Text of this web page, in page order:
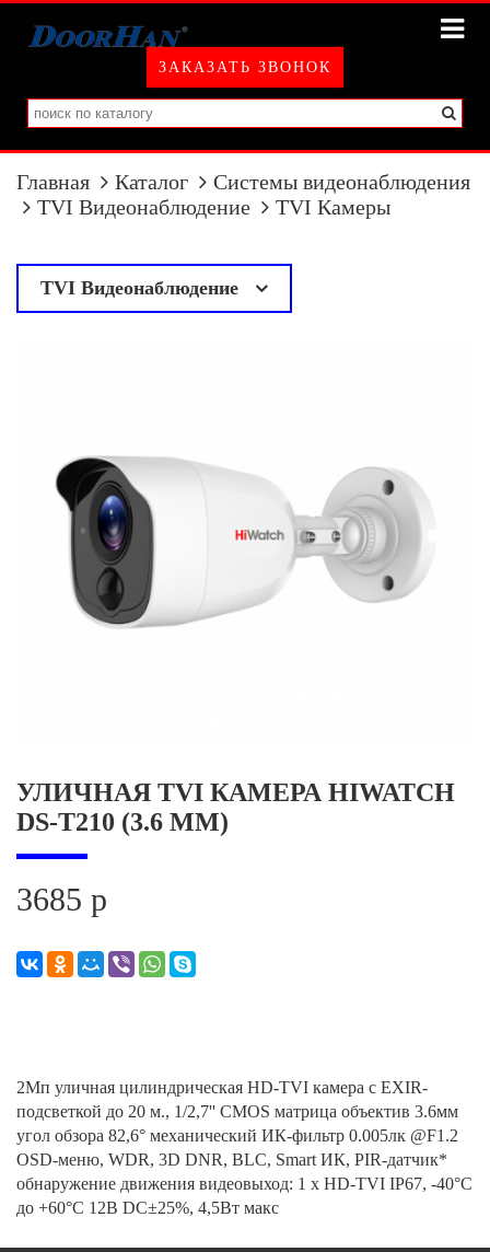
ЗАКАЗАТЬ ЗВОНОК
Главная Каталог
Системы видеонаблюдения
TVI Видеонаблюдение
TVI Камеры
TVI Видеонаблюдение
УЛИЧНАЯ TVI КАМЕРА HIWATCH
DS-T210 (3.6 MM)
3685 р
2Мп уличная цилиндрическая HD-TVI камера с EXIR-
подсветкой до 20 м., 1/2,7'' CMOS матрица объектив 3.6мм
угол обзора 82,6° механический ИК-фильтр 0.005лк @F1.2
OSD-меню, WDR, 3D DNR, BLC, Smart ИК, PIR-датчик*
обнаружение движения видеовыход: 1 х HD-TVI IP67, -40°С
до +60°С 12В DC±25%, 4,5Вт макс